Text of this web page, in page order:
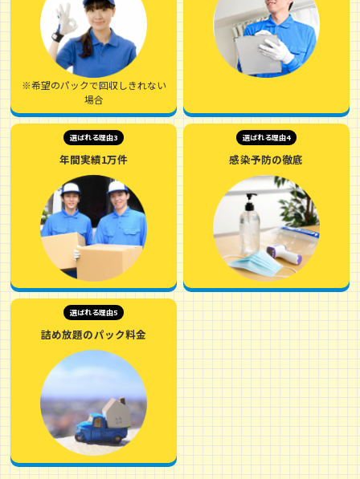
※希望のパックで回収しきれない
場合
選ばれる理由3
年間実績1万件
選ばれる理由4
感染予防の徹底
選ばれる理由5
詰め放題のパック料金